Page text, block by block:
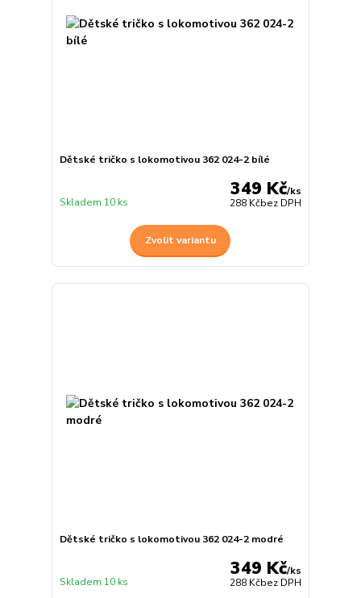
Dětské tričko s lokomotivou 362 024-2 bílé
349 Kč/ks
288 Kčbez DPH
Skladem 10 ks
Zvolit variantu
Dětské tričko s lokomotivou 362 024-2 modré
349 Kč/ks
288 Kčbez DPH
Skladem 10 ks